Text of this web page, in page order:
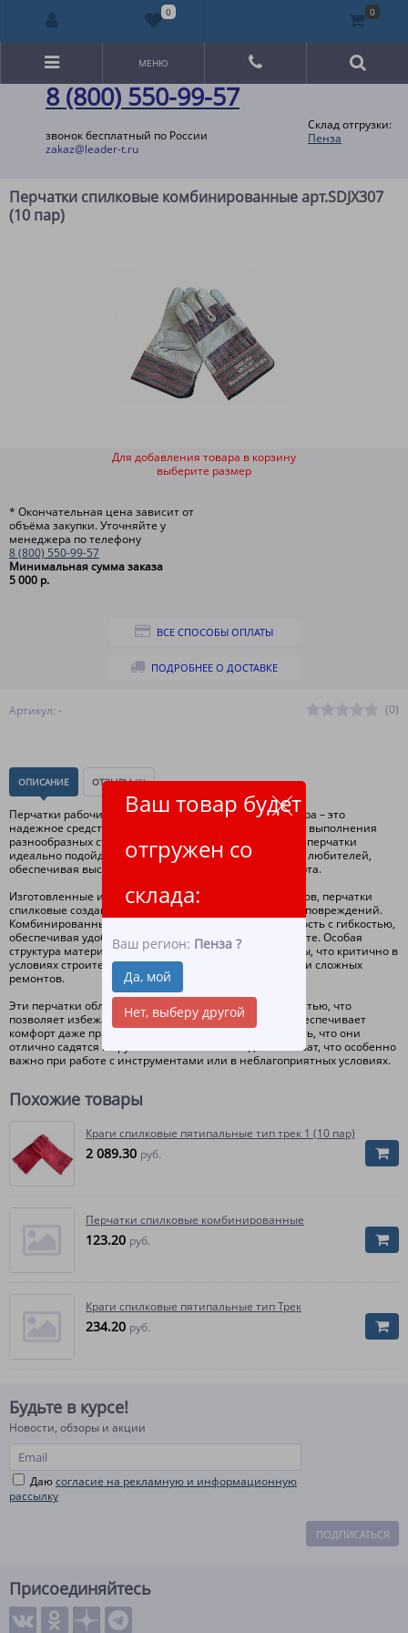
8 (800) 550-99-57
звонок бесплатный по России
zakaz@leader-t.ru
Склад отгрузки:
Пенза
Ваш товар будет
отгружен со
склада:
Ваш регион: Пенза ?
Да, мой
Нет, выберу другой
МЕНЮ
Перчатки спилковые комбинированные арт.SDJX307
(10 пар)
Артикул: - (0)
Для добавления товара в корзину
выберите размер
* Окончательная цена зависит от
объёма закупки. Уточняйте у
менеджера по телефону
8 (800) 550-99-57
Минимальная сумма заказа
5 000 р.
ВСЕ СПОСОБЫ ОПЛАТЫ
ПОДРОБНЕЕ О ДОСТАВКЕ
ОПИСАНИЕ ОТЗЫВЫ(0)
Перчатки рабочие спилковые комбинированные Ангара – это
надежное средство защиты рук, предназначенное для выполнения
разнообразных строительных и ремонтных работ. Эти перчатки
идеально подойдут как для профессионалов, так и для любителей,
обеспечивая высокий уровень безопасности и комфорта.
Изготовленные из качественных спилковых материалов, перчатки
спилковые создают прочную защиту от механических повреждений.
Комбинированный дизайн позволяет сочетать прочность с гибкостью,
обеспечивая удобное и свободное движение при работе. Особая
структура материала предотвращает порезы и проколы, что критично в
условиях строительных площадок или при выполнении сложных
ремонтов.
Эти перчатки обладают хорошей воздухопроницаемостью, что
позволяет избежать чрезмерного потоотделения и обеспечивает
комфорт даже при длительной носке. Следует отметить, что они
отлично садятся по руке и обеспечивают надежный хват, что особенно
важно при работе с инструментами или в неблагоприятных условиях.
Похожие товары
Краги спилковые пятипальные тип трек 1 (10 пар)
2 089.30 руб.
Перчатки спилковые комбинированные
123.20 руб.
Краги спилковые пятипальные тип Трек
234.20 руб.
Будьте в курсе!
Новости, обзоры и акции
Даюсогласие на рекламную и информационную
рассылку
ПОДПИСАТЬСЯ
Присоединяйтесь
0 0